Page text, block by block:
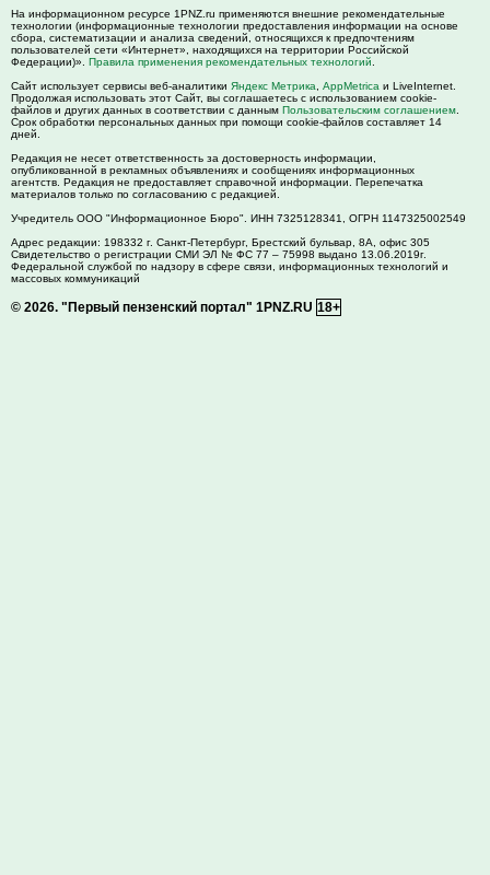
На информационном ресурсе 1PNZ.ru применяются внешние рекомендательные
технологии (информационные технологии предоставления информации на основе
сбора, систематизации и анализа сведений, относящихся к предпочтениям
пользователей сети «Интернет», находящихся на территории Российской
Федерации)». Правила применения рекомендательных технологий
Сайт использует сервисы веб-аналитики Яндекс Метрика AppMetrica и LiveInternet.
Продолжая использовать этот Сайт, вы соглашаетесь с использованием cookie-
файлов и других данных в соответствии с данным Пользовательским соглашением
Срок обработки персональных данных при помощи cookie-файлов составляет 14
дней.
Редакция не несет ответственность за достоверность информации,
опубликованной в рекламных объявлениях и сообщениях информационных
агентств. Редакция не предоставляет справочной информации. Перепечатка
материалов только по согласованию с редакцией.
Учредитель ООО "Информационное Бюро". ИНН 7325128341, ОГРН 1147325002549
Адрес редакции: 198332 г. Санкт-Петербург, Брестский бульвар, 8А, офис 305
Свидетельство о регистрации СМИ ЭЛ № ФС 77 – 75998 выдано 13.06.2019г.
Федеральной службой по надзору в сфере связи, информационных технологий и
массовых коммуникаций
© 2026. "Первый пензенский портал" 1PNZ.RU 18+